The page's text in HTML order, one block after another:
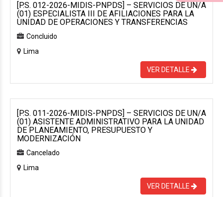
[P.S. 012-2026-MIDIS-PNPDS] – SERVICIOS DE UN/A
(01) ESPECIALISTA III DE AFILIACIONES PARA LA
UNIDAD DE OPERACIONES Y TRANSFERENCIAS
Concluido
Lima
VER DETALLE
[P.S. 011-2026-MIDIS-PNPDS] – SERVICIOS DE UN/A
(01) ASISTENTE ADMINISTRATIVO PARA LA UNIDAD
DE PLANEAMIENTO, PRESUPUESTO Y
MODERNIZACIÓN
Cancelado
Lima
VER DETALLE